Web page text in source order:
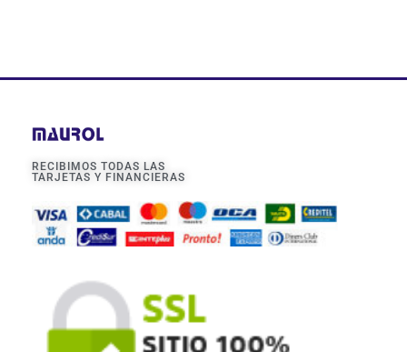
RECIBIMOS TODAS LAS
TARJETAS Y FINANCIERAS